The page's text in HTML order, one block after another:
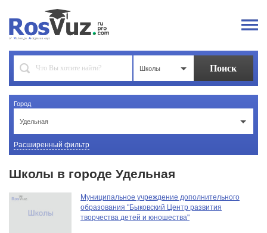
Школы
Город
Удельная
Расширенный фильтр
Школы в городе Удельная
Муниципальное учреждение дополнительного
образования "Быковский Центр развития
творчества детей и юношества"